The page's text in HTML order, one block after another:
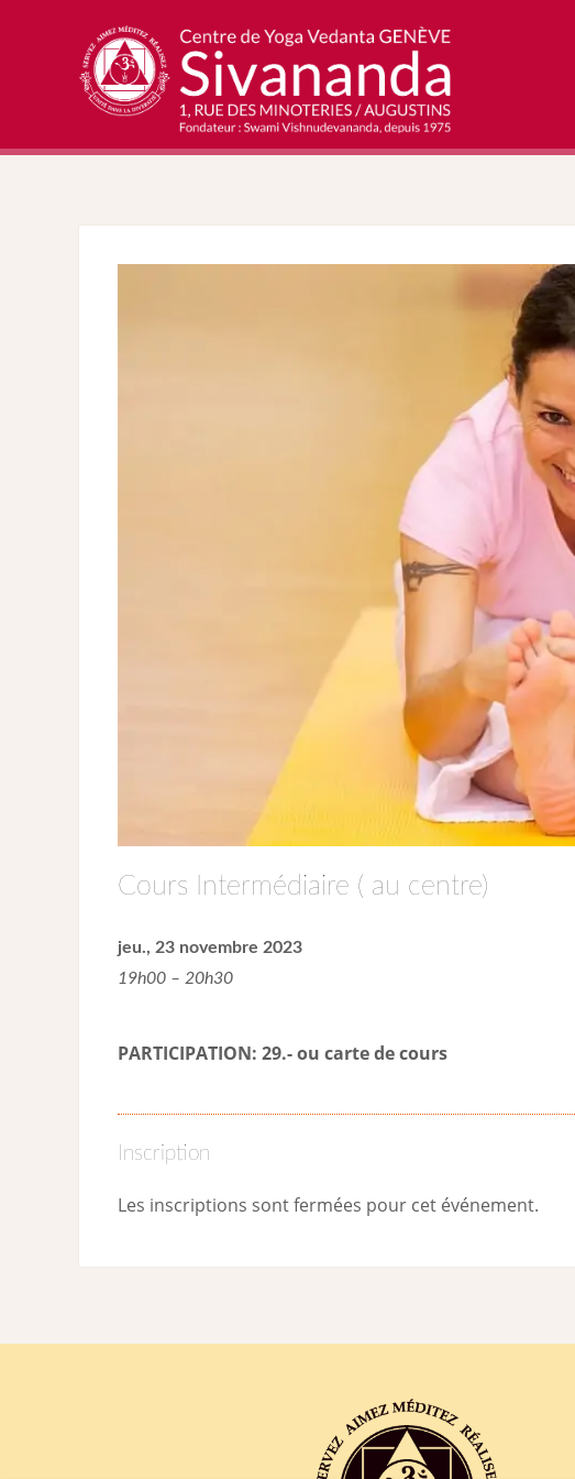
Cours Intermédiaire ( au centre)
jeu., 23 novembre 2023
19h00 – 20h30
PARTICIPATION: 29.- ou carte de cours
Inscription
Les inscriptions sont fermées pour cet événement.